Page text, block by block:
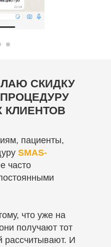
СКИДКУ
пациенты,
SMAS-
часто
что уже на
получают тот
рассчитывают. И